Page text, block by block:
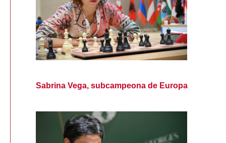
Sabrina Vega, subcampeona de Europa